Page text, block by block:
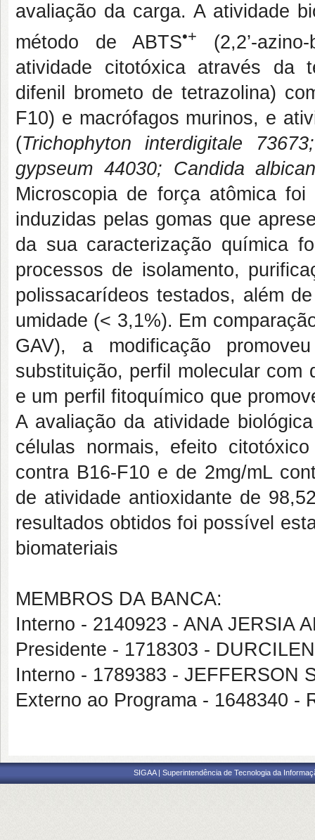
avaliação da carga. A atividade
método de ABTS•+
(2,2’-
atividade citotóxica através da
difenil brometo de tetrazolina)
F10) e macrófagos murinos, e
(Trichophyton interdigitale
gypseum 44030; Candida
Microscopia de força atômica
induzidas pelas gomas que
da sua caracterização química
processos de isolamento,
polissacarídeos testados, além
umidade (< 3,1%). Em
GAV), a modificação
substituição, perfil molecular com
e um perfil fitoquímico que
A avaliação da atividade
células normais, efeito
contra B16-F10 e de 2mg/mL
de atividade antioxidante de
resultados obtidos foi possível
biomateriais
MEMBROS DA BANCA:
Interno - 2140923 - ANA JERSIA
Presidente - 1718303 -
Interno - 1789383 - JEFFERSON
Externo ao Programa - 1648340 -
SIGAA | Superintendência de Tecnologia da